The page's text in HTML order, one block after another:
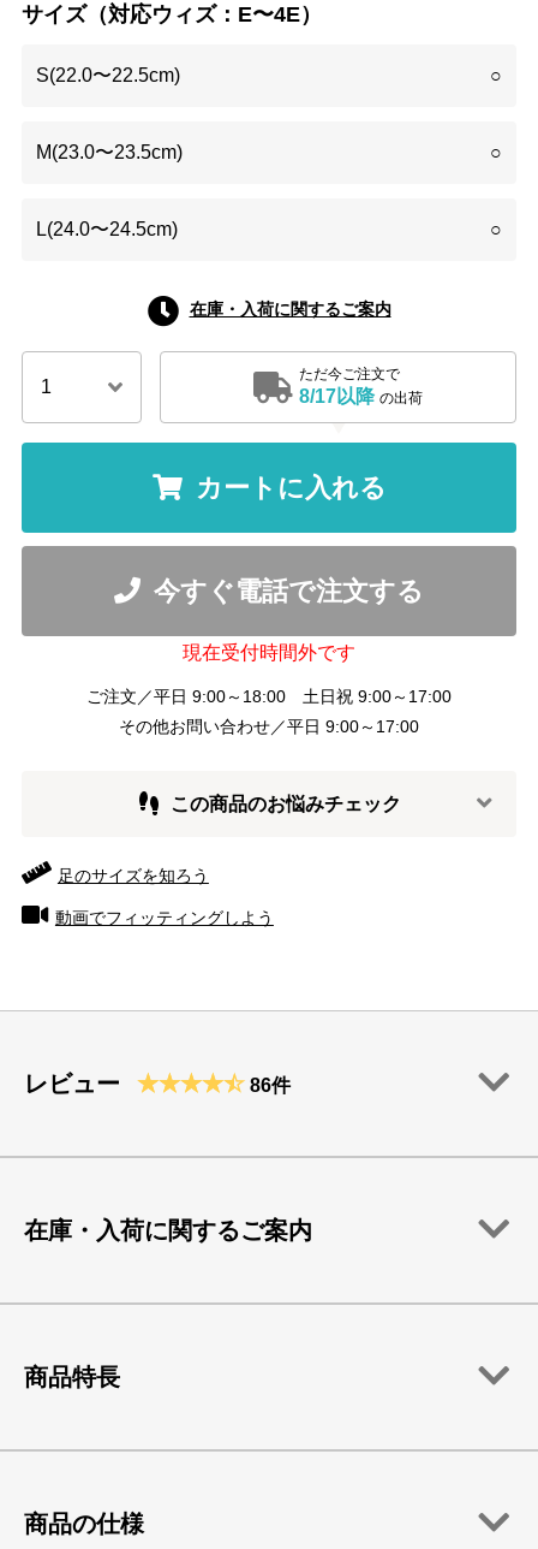
サイズ（対応ウィズ：E〜4E）
S(22.0〜22.5cm) ○
M(23.0〜23.5cm) ○
L(24.0〜24.5cm) ○
在庫・入荷に関するご案内
ただ今ご注文で
8/17以降 の出荷
カートに入れる
今すぐ電話で注文する
現在受付時間外です
ご注文／平日 9:00～18:00 土日祝 9:00～17:00
その他お問い合わせ／平日 9:00～17:00
この商品のお悩みチェック
足のサイズを知ろう
動画でフィッティングしよう
レビュー 86件
在庫・入荷に関するご案内
商品特長
商品の仕様